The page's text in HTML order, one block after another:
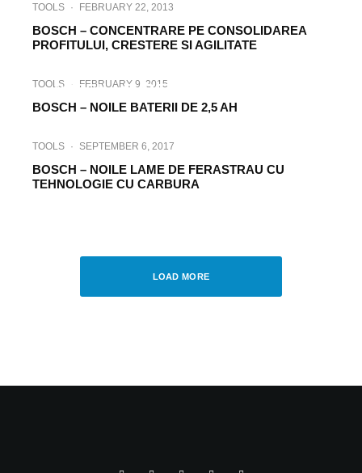
TOOLS · FEBRUARY 22, 2013
BOSCH – CONCENTRARE PE CONSOLIDAREA
PROFITULUI, CRESTERE SI AGILITATE
BOSCH – CURATENIE SISTEMATICA
TOOLS · FEBRUARY 9, 2015
BOSCH – NOILE BATERII DE 2,5 AH
TOOLS · SEPTEMBER 6, 2017
BOSCH – NOILE LAME DE FERASTRAU CU
TEHNOLOGIE CU CARBURA
LOAD MORE